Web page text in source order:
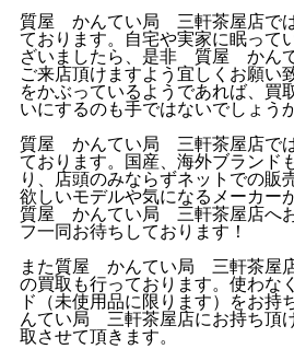
質屋 かんてい局 三軒茶屋店で
ております。自宅や実家に眠って
ざいましたら、是非 質屋 かん
ご来店頂けますよう宜しくお願い
をかぶっているようであれば、買
いにするのも手ではないでしょう
質屋 かんてい局 三軒茶屋店で
ております。国産、海外ブランド
り、店頭のみならずネットでの販
欲しいモデルや気になるメーカー
質屋 かんてい局 三軒茶屋店へ
フ一同お待ちしております！
また質屋 かんてい局 三軒茶屋
の買取も行っております。使わな
ド（未使用品に限ります）をお
んてい局 三軒茶屋店にお持ち頂
取させて頂きます。